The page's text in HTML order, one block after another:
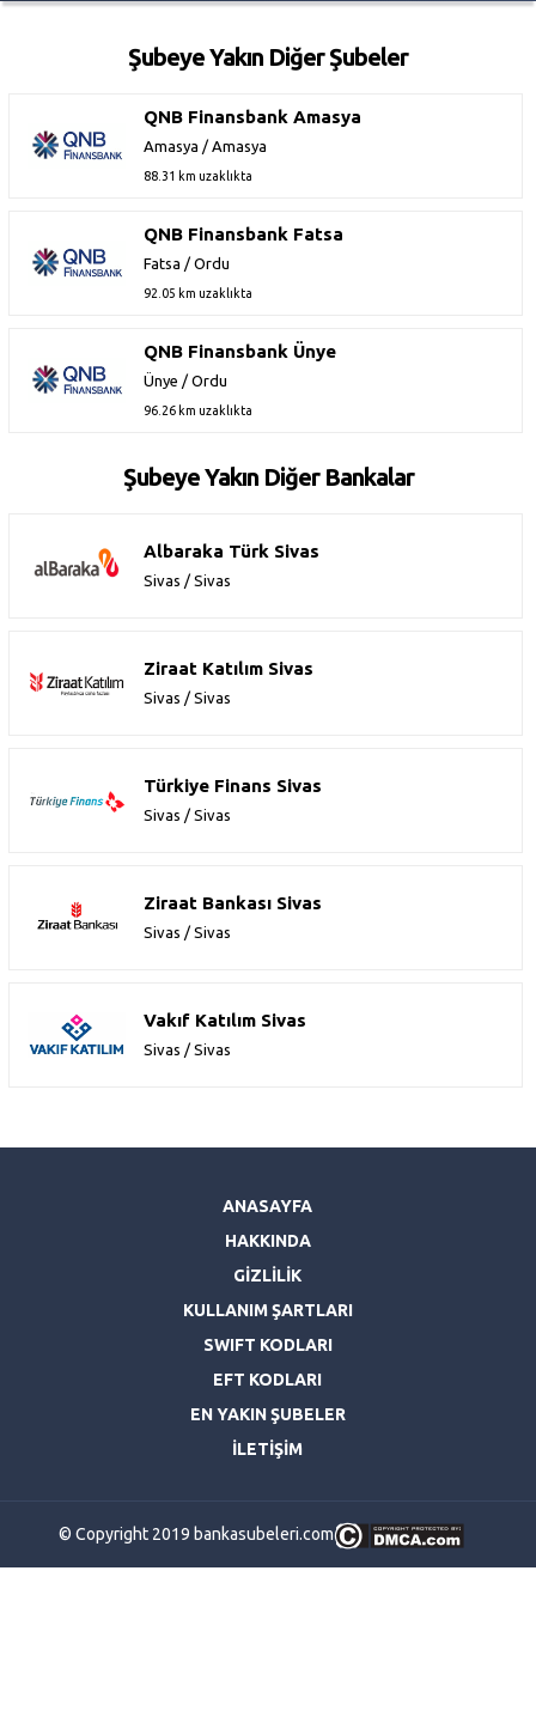
Şubeye Yakın Diğer Şubeler
QNB Finansbank Amasya
Amasya / Amasya
88.31 km uzaklıkta
QNB Finansbank Fatsa
Fatsa / Ordu
92.05 km uzaklıkta
QNB Finansbank Ünye
Ünye / Ordu
96.26 km uzaklıkta
Şubeye Yakın Diğer Bankalar
Albaraka Türk Sivas
Sivas / Sivas
Ziraat Katılım Sivas
Sivas / Sivas
Türkiye Finans Sivas
Sivas / Sivas
Ziraat Bankası Sivas
Sivas / Sivas
Vakıf Katılım Sivas
Sivas / Sivas
ANASAYFA
HAKKINDA
GİZLİLİK
KULLANIM ŞARTLARI
SWIFT KODLARI
EFT KODLARI
EN YAKIN ŞUBELER
İLETİŞİM
© Copyright 2019 bankasubeleri.com